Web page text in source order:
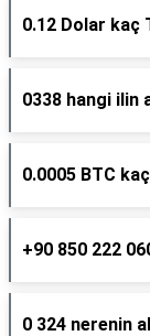
0.12 Dolar kaç
0338 hangi ilin
0.0005 BTC
+90 850 222
0 324 nerenin